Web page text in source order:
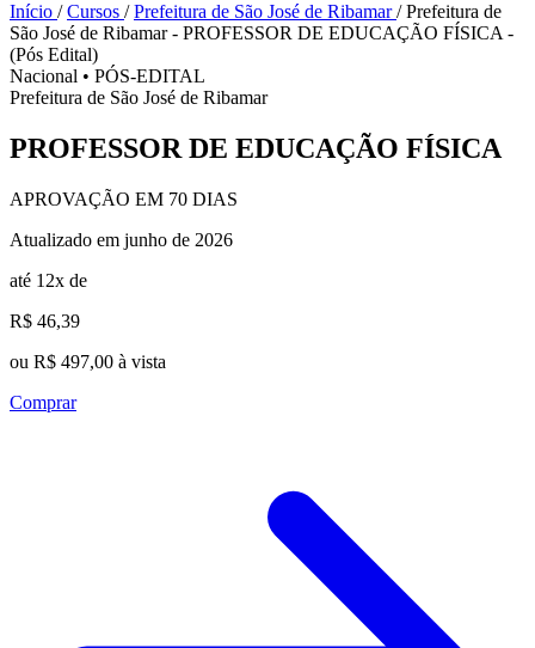
Início / Cursos / Prefeitura de São José de Ribamar/ Prefeitura de
São José de Ribamar - PROFESSOR DE EDUCAÇÃO FÍSICA -
(Pós Edital)
Nacional • PÓS-EDITAL
Prefeitura de São José de Ribamar
PROFESSOR DE EDUCAÇÃO FÍSICA
APROVAÇÃO EM 70 DIAS
Atualizado em junho de 2026
até 12x de
R$ 46,39
ou R$ 497,00 à vista
Comprar